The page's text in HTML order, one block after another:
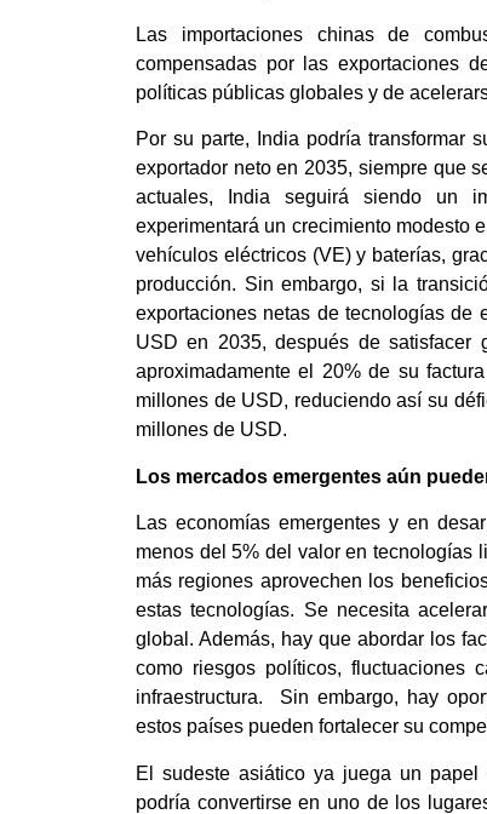
Las importaciones chinas de
compensadas por las exportaciones
políticas públicas globales y de
Por su parte, India podría transformar
exportador neto en 2035, siempre que
actuales, India seguirá siendo un
experimentará un crecimiento modesto
vehículos eléctricos (VE) y baterías,
producción. Sin embargo, si la
exportaciones netas de tecnologías
USD en 2035, después de satisfacer
aproximadamente el 20% de su
millones de USD, reduciendo así su
millones de USD.
Los mercados emergentes aún
Las economías emergentes y en
menos del 5% del valor en tecnologías
más regiones aprovechen los
estas tecnologías. Se necesita
global. Además, hay que abordar los
como riesgos políticos, fluctuaciones
infraestructura. Sin embargo, hay
estos países pueden fortalecer su
El sudeste asiático ya juega un
podría convertirse en uno de los